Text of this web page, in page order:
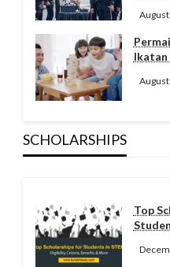
Ikatan
SCHOLARSHIPS
Top